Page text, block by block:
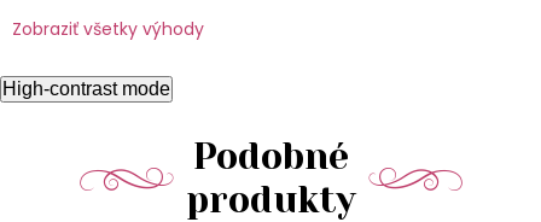
Zobraziť všetky výhody
High-contrast mode
Podobné
produkty